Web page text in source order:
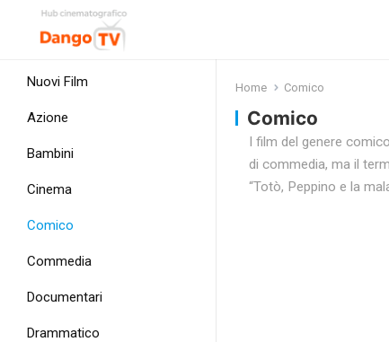
Nuovi Film
Azione
Bambini
Cinema
Comico
Commedia
Documentari
Drammatico
Home Comico
Comico
I film del genere
di commedia, ma il
“Totò, Peppino e la